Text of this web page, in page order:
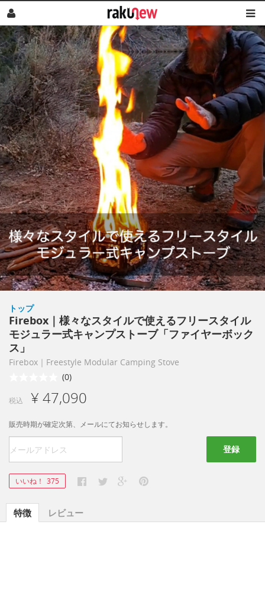
トップ
Firebox｜様々なスタイルで使えるフリースタイル
モジュラー式キャンプストーブ「ファイヤーボック
ス」
Firebox｜Freestyle Modular Camping Stove
(0)
税込 ¥ 47,090
販売時期が確定次第、メールにてお知らせします。
登録
いいね！ 375
特徴 レビュー